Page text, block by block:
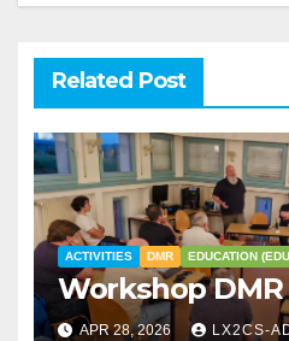
Related Post
ACTIVITIES DMR EDUCATION
Workshop
APR 28, 2026 LX2CS-